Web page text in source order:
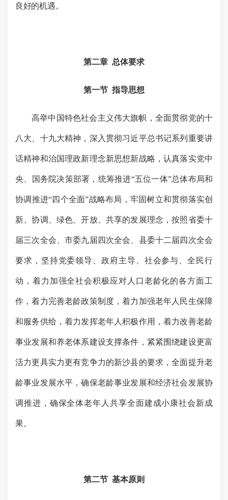
良好的机遇。
第二章 总体要求
第一节 指导思想
高举中国特色社会主义伟大旗帜，全面贯彻党的十
八大、十九大精神，深入贯彻习近平总书记系列重要讲
话精神和治国理政新理念新思想新战略，认真落实党中
央、国务院决策部署，统筹推进“五位一体”总体布局和
协调推进“四个全面”战略布局，牢固树立和贯彻落实创
新、协调、绿色、开放、共享的发展理念，按照省委十
届三次全会、市委九届四次全会、县委十二届四次全会
要求，坚持党委领导、政府主导、社会参与、全民行
动，着力加强全社会积极应对人口老龄化的各方面工
作，着力完善老龄政策制度，着力加强老年人民生保障
和服务供给，着力发挥老年人积极作用，着力改善老龄
事业发展和养老体系建设支撑条件，紧紧围绕建设更富
活力更具实力更有竞争力的新沙县的要求，全面提升老
龄事业发展水平，确保老龄事业发展和经济社会发展协
调推进，确保全体老年人共享全面建成小康社会新成
果。
第二节 基本原则